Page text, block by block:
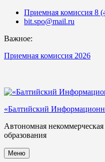
Skip
Приемная комиссия 8
bit.spo@mail.ru
Важное:
Приемная комиссия 2026
«Балтийский
Автономная
образования
Меню